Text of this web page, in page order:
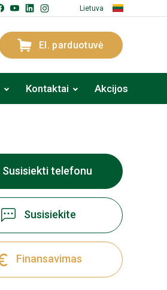
Lietuva
El. parduotuvė
Kontaktai Akcijos
Susisiekti telefonu
Susisiekite
Finansavimas